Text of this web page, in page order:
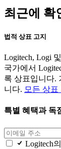
최근에 확
법적 상표 고지
Logitech, Logi
국가에서
록 상표입니다.
니다. 모든 상표
특별 혜택과 독
Logitech